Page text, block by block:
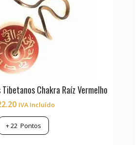
Chakra Raíz Vermelho
IVA Incluído
+22Pontos